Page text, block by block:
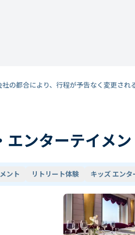
の都合により、行程が予告なく変更され
エンターテイメ
ント リトリート体験 キッズ エン